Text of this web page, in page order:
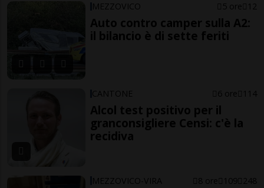
MEZZOVICO 5 ore 12
Auto contro camper sulla A2:
il bilancio è di sette feriti
CANTONE 6 ore 114
Alcol test positivo per il
granconsigliere Censi: c'è la
recidiva
MEZZOVICO-VIRA 8 ore 109 248